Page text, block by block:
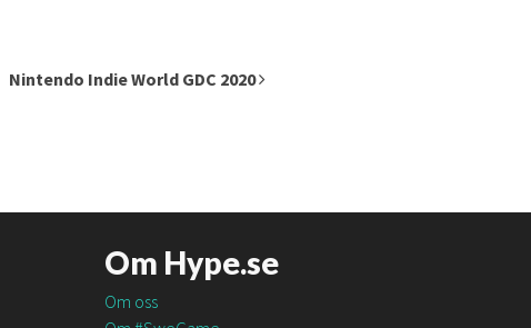
Nintendo Indie World GDC 2020
Om Hype.se
Om oss